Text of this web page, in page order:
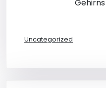
Uncategorized